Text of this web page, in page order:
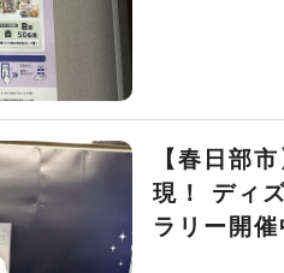
【春日部
現！ ディ
ラリー開催